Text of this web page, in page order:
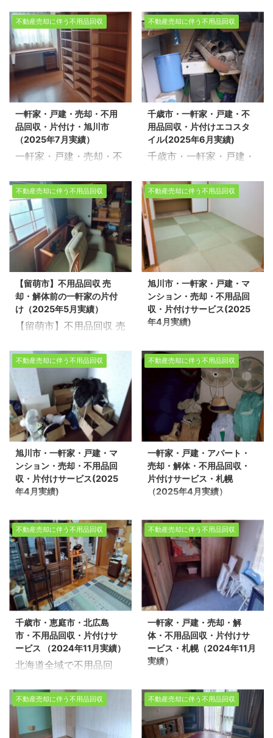
作業でしたので、お部屋
にある家具や生活用品を
一つひとつ確認しながら
仕分けを行い、不用品の
搬出作業を進めました。
環境事業公社と連携し、
法令を遵守した適切な処
分を行っておりますの
で、安心し ...
を決めたものの、家財が
そのまま残っている」
「解体前にすべて整理し
ておきたい」このような
お悩みを抱えている方か
らのご相談が増えていま
す。
スタッフ：5名
作業日数：2日間
対象：戸建4LDK平屋・
車庫・物置付き 建物内だ
(2025年8月) 生活応援エ
コスタイルでは不用品回
収・遺品整理・家の片付
けを行っております。今
回は、売却に伴う一軒家
の不用品回収を環境事業
公社とさせて頂きまし
た。 ※スタッフ5名/作業
時間6時間/戸建4LDK 売
却物件の整理や不用品回
収、遺品整理に関するお
お任せください。経験豊
富で信頼できるスタッフ
が、お客様のご希望に寄
り添い、安心していただ
けるサービスを提供いた
します。 不用品回収や遺
品整理の実績多数ござい
ます！お客様一人ひとり
の想いに応 ...
サービス（2025年7月実
績） 生活応援エコスタイ
ルでは不用品回収・遺品
整理・家の片付けを行っ
ております。今回は、北
広島で売却に伴う不用品
回収をさせて頂きまし
た。 ※スタッフ5名/作業
時間4時間/戸建・4LDK
売却物件の整理や不用品
回収、遺品整理に関する
にお任せください。経験
豊富で信頼できるスタッ
フが、お客様のご希望に
寄り添い、安心していた
だけるサービスを提供い
たします。 不用品回収や
遺品整理の実績多数ござ
います！お客様一人ひと
りの想いに ...
不動産売却に伴う不用品回収
一軒家・戸建・売却・不用
品回収・片付け・旭川市
（2025年7月実績）
一軒家・戸建・売却・不
市 （2025年7月実績）
生活応援エコスタイルで
は不用品回収・遺品整
理・家の片付けを行って
おります。今回は、旭川
市で売却に伴う一軒家の
不用品回収をさせて頂き
ました。 ※スタッフ6名/
作業日数２日/戸建
3LDK・物置 売却物件の
整理や不用品回収、遺品
どうぞ私たちにお任せく
ださい。経験豊富で信頼
できるスタッフが、お客
様のご希望に寄り添い、
安心していただけるサー
ビスを提供いたします。
お客様一人ひとりの想い
に応える丁寧な対応で、
生活空間を心地よ ...
不動産売却に伴う不用品回収
千歳市・一軒家・戸建・不
用品回収・片付けエコスタ
イル(2025年6月実績)
千歳市・一軒家・戸建・
スタイル(2025年6月実
績） 生活応援エコスタイ
ルでは不用品回収・遺品
整理・家の片付けを行っ
ております。今回は、千
歳市で売却に伴う不用品
回収をさせて頂きまし
た。 ※スタッフ5名/作業
日数1日半/戸建5LDK・
車庫・物置 売却物件の整
うぞ私たちにお任せくだ
さい。経験豊富で信頼で
きるスタッフが、お客様
のご希望に寄り添い、安
心していただけるサービ
スを提供いたします。 お
客様一人ひとりの想いに
応える丁寧な対応で、生
活空間を心 ...
不動産売却に伴う不用品回収
【留萌市】不用品回収 売
却・解体前の一軒家の片付
け（2025年5月実績）
【留萌市】不用品回収 売
付け（2025年5月実績）
北海道全域で、家の不用
品回収や売却に伴う片付
け、遺品整理、生前整理
をサポートしている「生
活応援エコスタイル」で
す。 道北、道南、道央、
道東、どの地域でも対応
可能ですので、お気軽に
ご相談ください。今回
した。 ※スタッフ3名/作
業時間3時間/戸建2部屋
生活応援エコスタイルに
は数多くの不用品回収や
遺品整理の実績がありま
す。不用品回収や遺品整
理、生前整理のご依頼は
ぜひお任せください！
【無料相談 ...
不動産売却に伴う不用品回収
旭川市・一軒家・戸建・マ
ンション・売却・不用品回
収・片付けサービス(2025
年4月実績)
マンション・売却・不用
品回収・片付けサービス
(2025年4月実績) 北海道
全域で、家の不用品回収
や売却に伴う片付け、遺
品整理、生前整理をサポ
ートしている「生活応援
エコスタイル」です。 道
北、道南、道央、道東、
どの地域でも対応可能で
すので、お気軽にご相談
市で売却に伴う分譲マン
ションの不用品回収をさ
せて頂きました。スタッ
フ4名/作業時間6時間/戸
建2LDK・トランクルー
ム 数多くの不用品回収や
遺品整理の実績がありま
す。 不用品回収や遺品整
理、生前整理のご依頼
は、ぜひ ...
不動産売却に伴う不用品回収
旭川市・一軒家・戸建・マ
ンション・売却・不用品回
収・片付けサービス(2025
年4月実績)
マンション・売却・不用
品回収・片付けサービス
(2025年4月実績) 北海道
全域で、家の不用品回収
や売却に伴う片付け、遺
品整理、生前整理をサポ
ートしている「生活応援
エコスタイル」です。 道
北、道南、道央、道東、
どの地域でも対応可能で
すので、お気軽にご相談
市で売却に伴う一軒家の
不用品回収をさせて頂き
ました。スタッフ6名/作
不動産売却に伴う不用品回収
一軒家・戸建・アパート・
売却・解体・不用品回収・
片付けサービス・札幌
（2025年4月実績）
ト・売却・解体・不用品
回収・片付けサービス・
札幌（2025年4月実績）
生活応援エコスタイルで
は不用品回収・遺品整
理・家の片付けを行って
おります。今回は札幌市
北区でアパートの不用品
回収を環境事業公社とさ
せて頂きました。 ※スタ
ッフ4名/作業時間3時間/
の整理や不用品回収、遺
品整理に関するお悩み
は、どうぞ私たちにお任
不動産売却に伴う不用品回収
千歳市・恵庭市・北広島
市・不用品回収・片付けサ
ービス （2024年11月実績）
北海道全域で不用品回
を行う「生活応援エコス
タイル」です。 道北、道
南、道央、道東のどのエ
不動産売却に伴う不用品回収
一軒家・戸建・売却・解
体・不用品回収・片付けサ
ービス・札幌（2024年11月
実績）
体・不用品回収・片付け
サービス・札幌（2024
年11月実績） 道北、道
不動産売却に伴う不用品回収 不動産売却に伴う不用品回収